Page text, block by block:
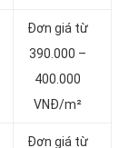
Đơn giá từ
390.000 –
400.000
VNĐ/m²
Đơn giá từ